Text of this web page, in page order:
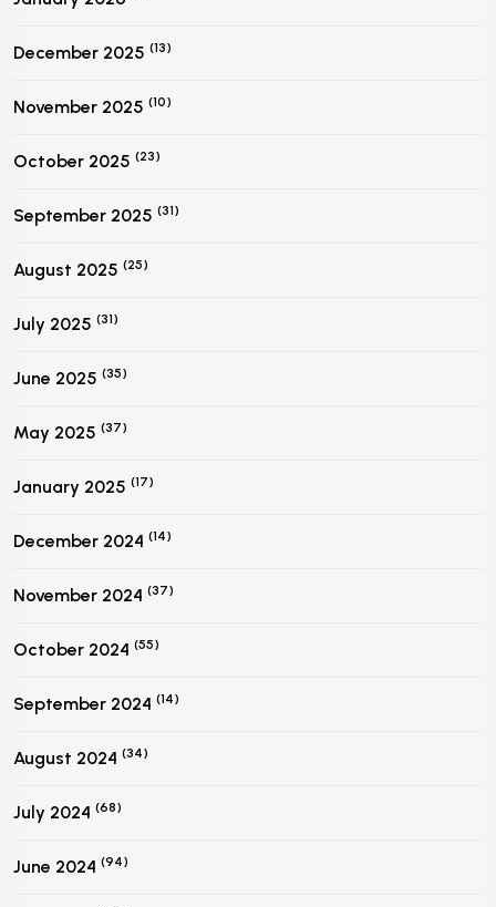
December 2025 (13)
November 2025 (10)
October 2025 (23)
September 2025 (31)
August 2025 (25)
July 2025 (31)
June 2025 (35)
May 2025 (37)
January 2025 (17)
December 2024 (14)
November 2024 (37)
October 2024 (55)
September 2024 (14)
August 2024 (34)
July 2024 (68)
June 2024 (94)